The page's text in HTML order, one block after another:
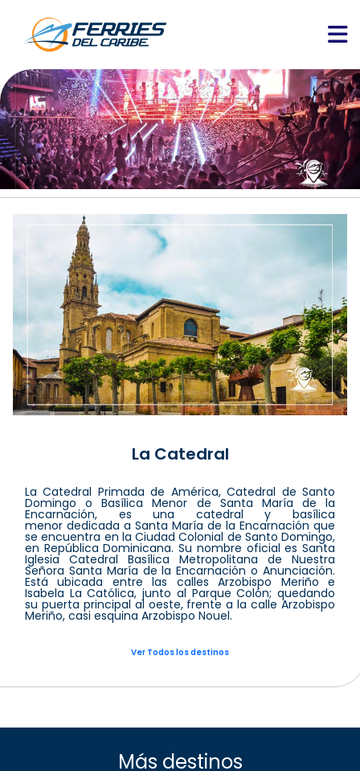
La Catedral
La Catedral Primada de América, Catedral de Santo
Domingo o Basílica Menor de Santa María de la
Encarnación, es una catedral y basílica
menor dedicada a Santa María de la Encarnación que
se encuentra en la Ciudad Colonial de Santo Domingo,
en República Dominicana. Su nombre oficial es Santa
Iglesia Catedral Basílica Metropolitana de Nuestra
Señora Santa María de la Encarnación o Anunciación.
Está ubicada entre las calles Arzobispo Meriño e
Isabela La Católica, junto al Parque Colón; quedando
su puerta principal al oeste, frente a la calle Arzobispo
Meriño, casi esquina Arzobispo Nouel.
Ver Todos los destinos
Más destinos